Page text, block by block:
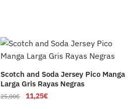
Scotch and Soda Jersey Pico Manga
Larga Gris Rayas Negras
25,00€ 11,25€